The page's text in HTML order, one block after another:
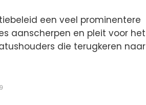
een veel prominentere
aanscherpen en pleit voor het
die terugkeren naar